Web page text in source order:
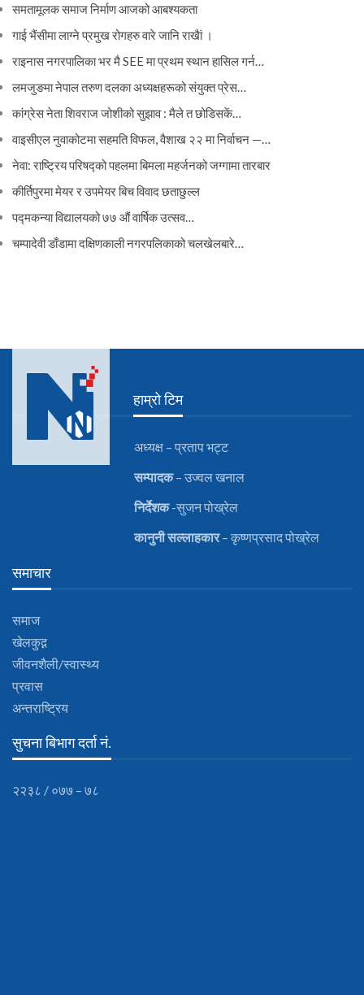
समतामूलक समाज निर्माण आजको आबश्यकता
गाई भैंसीमा लाग्ने प्रमुख रोगहरु वारे जानि राखैां ।
राइनास नगरपालिका भर मै SEE मा प्रथम स्थान हासिल गर्न…
लमजुङमा नेपाल तरुण दलका अध्यक्षहरूको संयुक्त प्रेस…
कांग्रेस नेता शिवराज जोशीको सुझाव : मैले त छोडिसकें…
वाइसीएल नुवाकोटमा सहमति विफल, वैशाख २२ मा निर्वाचन —…
नेवा: राष्ट्रिय परिषद्को पहलमा बिमला महर्जनको जग्गामा तारबार
कीर्तिपुरमा मेयर र उपमेयर बिच विवाद छताछुल्ल
पद्मकन्या विद्यालयको ७७ औं ‌‌वार्षिक ‌उत्सव…
चम्पादेवी डाँडामा दक्षिणकाली नगरपलिकाको चलखेलबारे…
हाम्रो टिम
अध्यक्ष – प्रताप भट्ट
सम्पादक– उज्वल खनाल
निर्देशक-सुजन पोख्रेल
कानुनीसल्लाहकार– कृष्णप्रसाद पोख्रेल
समाचार
समाज
खेलकुद़़
जीवनशैली/स्वास्थ्य
प्रवास
अन्तराष्ट्रिय
सुचना बिभाग दर्ता नं.
२२३८ / ०७७ – ७८